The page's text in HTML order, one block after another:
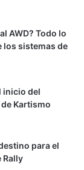
AWD? Todo lo
los sistemas de
inicio del
Kartismo
para el
Rally